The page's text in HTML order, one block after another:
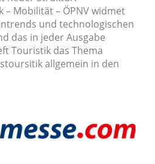
– Mobilität – ÖPNV widmet
und technologischen
das in jeder Ausgabe
Touristik das Thema
allgemein in den